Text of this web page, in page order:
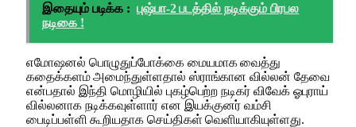
இதையும் படிக்க : புஷ்பா-2 படத்தில் நடிக்கும் பிரபல
நடிகை !
எமோஷனல் பொழுதுப்போக்கை மையமாக வைத்து
கதைக்களம் அமைந்துள்ளதால் ஸ்ராங்கான வில்லன் தேவை
என்பதால் இந்தி மொழியில் புகழ்பெற்ற நடிகர் விவேக் ஓபுராய்
வில்லனாக நடிக்கவுள்ளார் என இயக்குனர் வம்சி
பைடிப்பள்ளி கூறியதாக செய்திகள் வெளியாகியுள்ளது.